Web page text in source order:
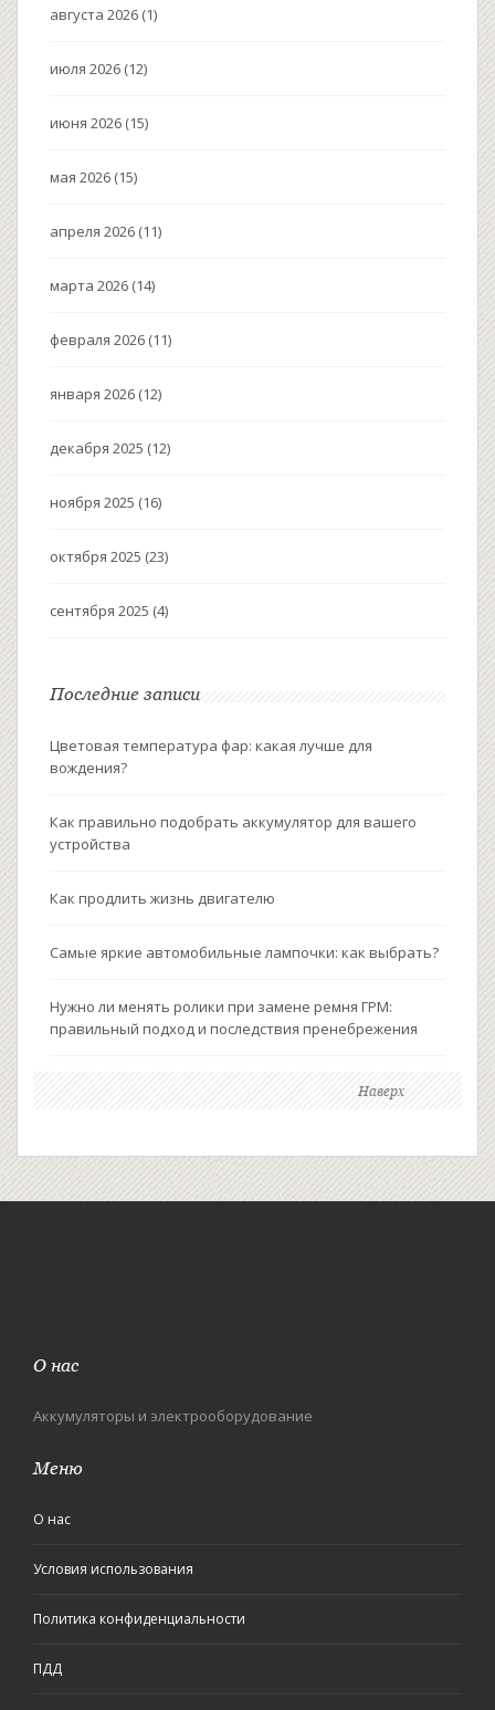
августа 2026 (1)
июля 2026 (12)
июня 2026 (15)
мая 2026 (15)
апреля 2026 (11)
марта 2026 (14)
февраля 2026 (11)
января 2026 (12)
декабря 2025 (12)
ноября 2025 (16)
октября 2025 (23)
сентября 2025 (4)
Последние записи
Цветовая температура фар: какая лучше для
вождения?
Как правильно подобрать аккумулятор для вашего
устройства
Как продлить жизнь двигателю
Самые яркие автомобильные лампочки: как выбрать?
Нужно ли менять ролики при замене ремня ГРМ:
правильный подход и последствия пренебрежения
Наверх
О нас
Аккумуляторы и электрооборудование
Меню
О нас
Условия использования
Политика конфиденциальности
ПДД